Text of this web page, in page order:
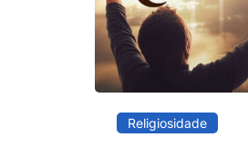
Religiosidade